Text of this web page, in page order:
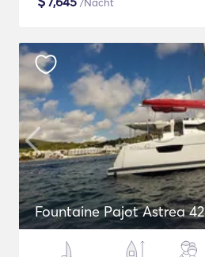
Fountaine Pajot Astrea 42